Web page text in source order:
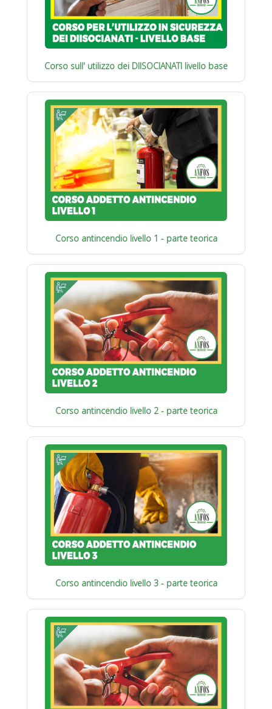
Corso sull' utilizzo dei DIISOCIANATI livello base
Corso antincendio livello 1 - parte teorica
Corso antincendio livello 2 - parte teorica
Corso antincendio livello 3 - parte teorica